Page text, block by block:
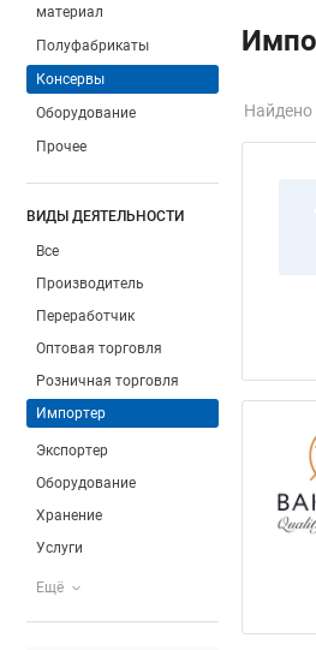
материал
Полуфабрикаты
Консервы
Оборудование
Прочее
ВИДЫ ДЕЯТЕЛЬНОСТИ
Все
Производитель
Переработчик
Оптовая торговля
Розничная торговля
Импортер
Экспортер
Оборудование
Хранение
Услуги
Ещё